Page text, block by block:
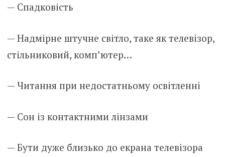
— Спадковість
— Надмірне штучне світло, таке як телевізор,
стільниковий, комп’ютер…
— Читання при недостатньому освітленні
— Сон із контактними лінзами
— Бути дуже близько до екрана телевізора